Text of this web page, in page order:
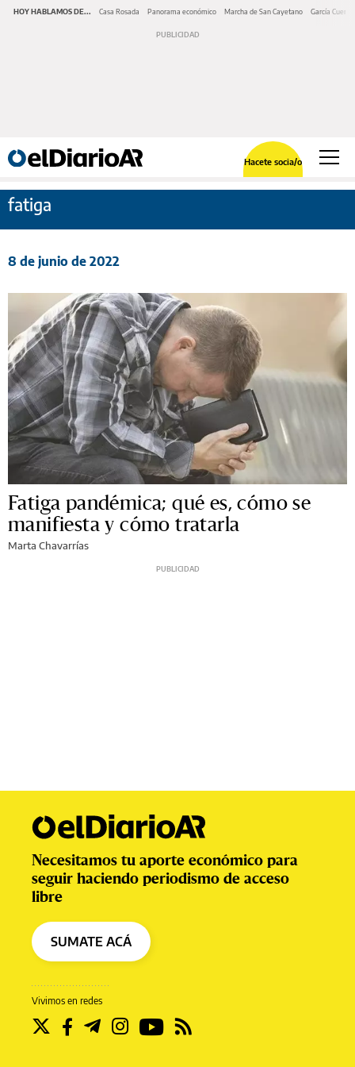
HOY HABLAMOS DE... Casa Rosada Panorama económico Marcha de San Cayetano García Cuerva
Hacete socia/o
fatiga
8 de junio de 2022
Fatiga pandémica; qué es, cómo se
manifiesta y cómo tratarla
Marta Chavarrías
Vivimos en redes
Necesitamos tu aporte económico para
seguir haciendo periodismo de acceso
libre
SUMATE ACÁ